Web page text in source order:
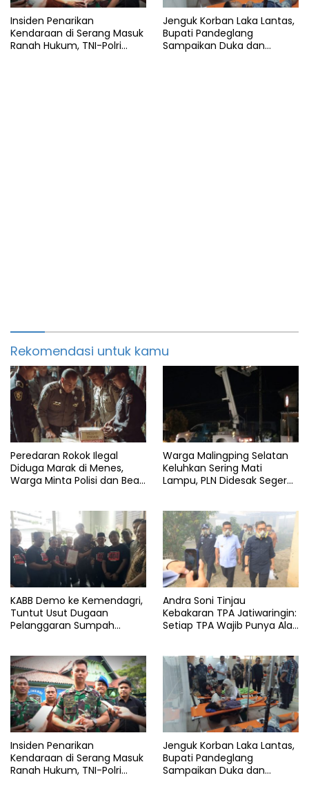
Insiden Penarikan
Kendaraan di Serang Masuk
Ranah Hukum, TNI-Polri
Jenguk Korban Laka Lantas,
Bupati Pandeglang
Sampaikan Duka dan
Rekomendasi untuk kamu
Peredaran Rokok Ilegal
Diduga Marak di Menes,
Warga Minta Polisi dan Bea
Warga Malingping Selatan
Keluhkan Sering Mati
Lampu, PLN Didesak Segera
KABB Demo ke Kemendagri,
Tuntut Usut Dugaan
Pelanggaran Sumpah
Andra Soni Tinjau
Kebakaran TPA Jatiwaringin:
Setiap TPA Wajib Punya Alat
Insiden Penarikan
Kendaraan di Serang Masuk
Ranah Hukum, TNI-Polri
Jenguk Korban Laka Lantas,
Bupati Pandeglang
Sampaikan Duka dan